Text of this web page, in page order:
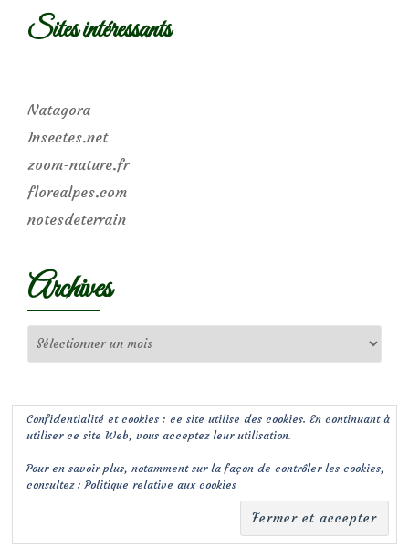
Sites intéressants
Natagora
Insectes.net
zoom-nature.fr
florealpes.com
notesdeterrain
Archives
Confidentialité et cookies : ce site utilise des cookies. En continuant à
utiliser ce site Web, vous acceptez leur utilisation.
Pour en savoir plus, notamment sur la façon de contrôler les cookies,
consultez :Politique relative aux cookies